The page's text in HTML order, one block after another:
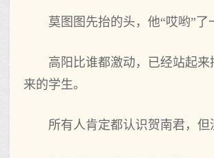
莫图图先抬的头，他“哎哟”
高阳比谁都激动，已经站起
来的学生。
所有人肯定都认识贺南君，